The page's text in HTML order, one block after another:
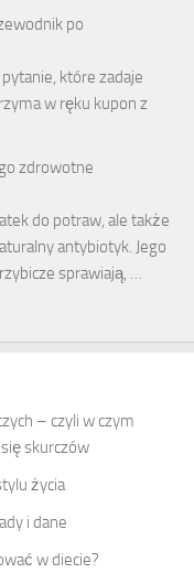
po
które zadaje
w ręku kupon z
zdrowotne
do potraw, ale także
antybiotyk. Jego
sprawiają, …
– czyli w czym
skurczów
życia
i dane
w diecie?